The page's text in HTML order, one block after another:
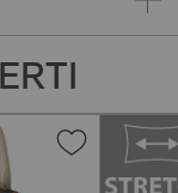
Aggiungi
alla